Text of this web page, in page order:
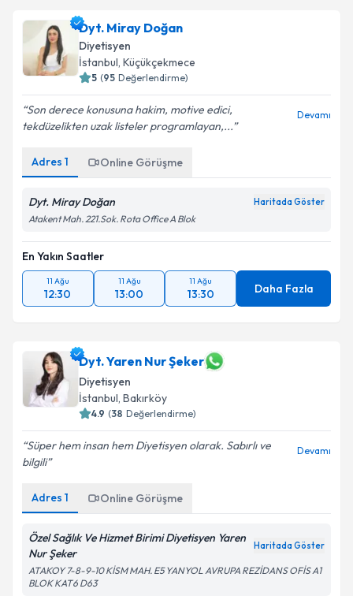
E-posta Adresiniz
Kişisel verilerimin işlenmesine ilişkin
Aydınlatma
Metni'ni okudum ve kişisel verilerimin belirtilen
Takvim Talebini Gönder
Dyt. Miray Doğan
Diyetisyen
İstanbul, Küçükçekmece
5 (95 Değerlendirme)
Son derece konusuna hakim, motive edici,
tekdüzelikten uzak listeler programlayan,...
Devamı
Adres 1 Online Görüşme
Dyt. Miray Doğan Haritada Göster
Atakent Mah. 221.Sok. Rota Office A Blok
En Yakın Saatler
11 Ağu
12:30
11 Ağu
13:00
11 Ağu
13:30 Daha Fazla
Dyt. Yaren Nur Şeker
Diyetisyen
İstanbul, Bakırköy
4.9 (38 Değerlendirme)
Süper hem insan hem Diyetisyen olarak. Sabırlı ve
bilgili
Devamı
Adres 1 Online Görüşme
Özel Sağlık Ve Hizmet Birimi Diyetisyen Yaren
Nur Şeker
Haritada Göster
ATAKOY 7-8-9-10 KİSM MAH. E5 YANYOL AVRUPA REZİDANS OFİS A1
BLOK KAT6 D63